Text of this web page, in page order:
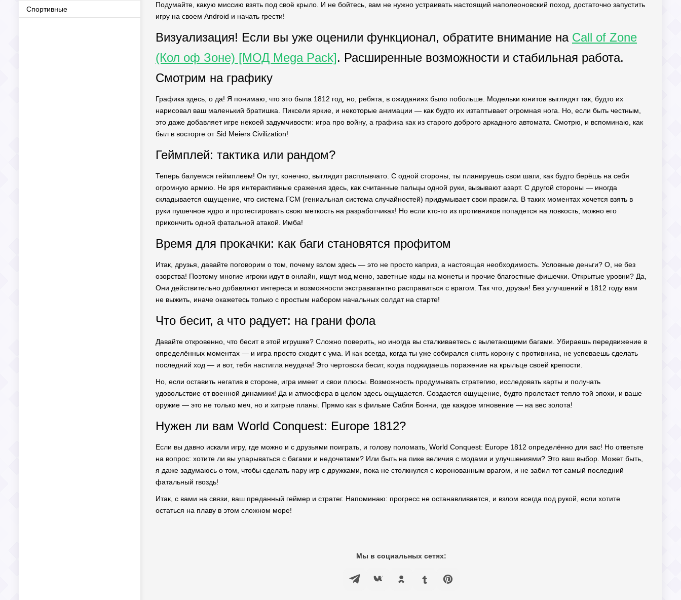
Спортивные
Подумайте, какую миссию взять под своё крыло. И не бойтесь, вам не нужно устраивать настоящий наполеоновский поход, достаточно запустить
игру на своем Android и начать грести!
Визуализация! Если вы уже оценили функционал, обратите внимание на Call of Zone
(Кол оф Зоне) [МОД Mega Pack]. Расширенные возможности и стабильная работа.
Смотрим на графику
Графика здесь, о да! Я понимаю, что это была 1812 год, но, ребята, в ожиданиях было побольше. Модельки юнитов выглядят так, будто их
нарисовал ваш маленький братишка. Пиксели яркие, и некоторые анимации — как будто их изтаптывает огромная нога. Но, если быть честным,
это даже добавляет игре некоей задумчивости: игра про войну, а графика как из старого доброго аркадного автомата. Смотрю, и вспоминаю, как
был в восторге от Sid Meiers Civilization!
Геймплей: тактика или рандом?
Теперь балуемся геймплеем! Он тут, конечно, выглядит расплывчато. С одной стороны, ты планируешь свои шаги, как будто берёшь на себя
огромную армию. Не зря интерактивные сражения здесь, как считанные пальцы одной руки, вызывают азарт. С другой стороны — иногда
складывается ощущение, что система ГСМ (гениальная система случайностей) придумывает свои правила. В таких моментах хочется взять в
руки пушечное ядро и протестировать свою меткость на разработчиках! Но если кто-то из противников попадется на ловкость, можно его
прикончить одной фатальной атакой. Имба!
Время для прокачки: как баги становятся профитом
Итак, друзья, давайте поговорим о том, почему взлом здесь — это не просто каприз, а настоящая необходимость. Условные деньги? О, не без
озорства! Поэтому многие игроки идут в онлайн, ищут мод меню, заветные коды на монеты и прочие благостные фишечки. Открытые уровни? Да,
Они действительно добавляют интереса и возможности экстравагантно расправиться с врагом. Так что, друзья! Без улучшений в 1812 году вам
не выжить, иначе окажетесь только с простым набором начальных солдат на старте!
Что бесит, а что радует: на грани фола
Давайте откровенно, что бесит в этой игрушке? Сложно поверить, но иногда вы сталкиваетесь с вылетающими багами. Убираешь передвижение в
определённых моментах — и игра просто сходит с ума. И как всегда, когда ты уже собирался снять корону с противника, не успеваешь сделать
последний ход — и вот, тебя настигла неудача! Это чертовски бесит, когда поджидаешь поражение на крыльце своей крепости.
Но, если оставить негатив в стороне, игра имеет и свои плюсы. Возможность продумывать стратегию, исследовать карты и получать
удовольствие от военной динамики! Да и атмосфера в целом здесь ощущается. Создается ощущение, будто пролетает тепло той эпохи, и ваше
оружие — это не только меч, но и хитрые планы. Прямо как в фильме Сабля Бонни, где каждое мгновение — на вес золота!
Нужен ли вам World Conquest: Europe 1812?
Если вы давно искали игру, где можно и с друзьями поиграть, и голову поломать, World Conquest: Europe 1812 определённо для вас! Но ответьте
на вопрос: хотите ли вы упарываться с багами и недочетами? Или быть на пике величия с модами и улучшениями? Это ваш выбор. Может быть,
я даже задумаюсь о том, чтобы сделать пару игр с дружками, пока не столкнулся с коронованным врагом, и не забил тот самый последний
фатальный гвоздь!
Итак, с вами на связи, ваш преданный геймер и стратег. Напоминаю: прогресс не останавливается, и взлом всегда под рукой, если хотите
остаться на плаву в этом сложном море!
Мы в социальных сетях: